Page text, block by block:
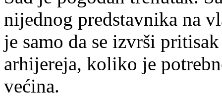
nijednog predstavnika na
je samo da se izvrši
arhijereja, koliko je
većina.